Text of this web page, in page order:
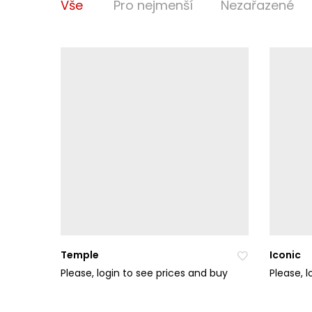
Vše Pro nejmenší Nezařazené
Temple
Please, login to see prices and buy
Iconic
Please,